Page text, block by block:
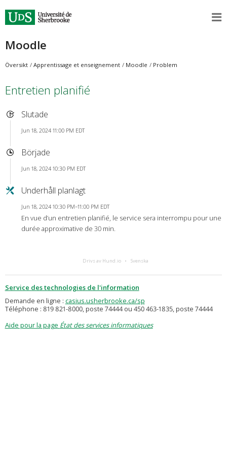
Moodle
Översikt Apprentissage et enseignement Moodle Problem
Entretien planifié
Slutade
Jun 18, 2024 11:00 PM EDT
Började
Jun 18, 2024 10:30 PM EDT
Underhåll planlagt
Jun 18, 2024 10:30 PM–11:00 PM EDT
En vue d’un entretien planifié, le service sera interrompu pour une
durée approximative de 30 min.
Drivs av Hund.io Svenska
Service des technologies de l'information
Demande en ligne : casius.usherbrooke.ca/sp
Téléphone : 819 821-8000, poste 74444 ou 450 463-1835, poste 74444
Aide pour la page État des services informatiques